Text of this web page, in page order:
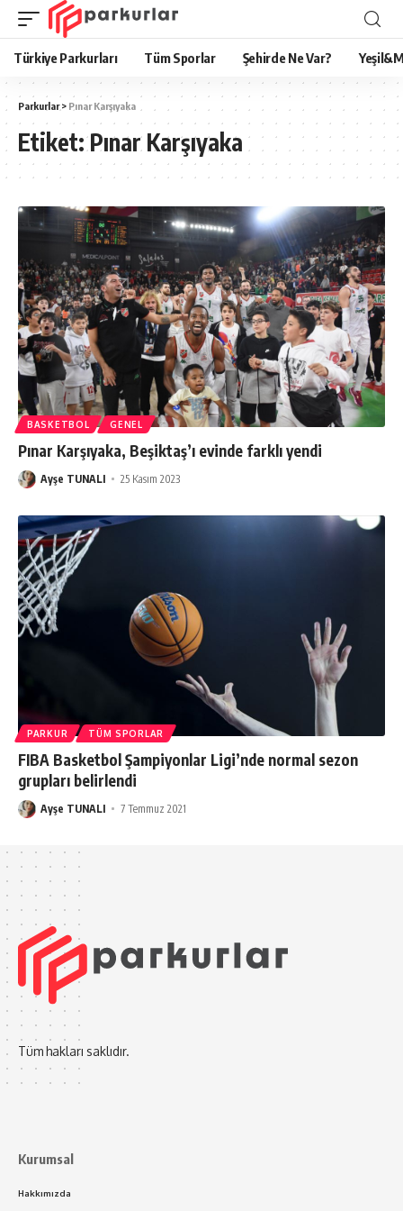
Türkiye Parkurları Tüm Sporlar Şehirde Ne Var?
Parkurlar> Pınar Karşıyaka
Etiket:Pınar Karşıyaka
BASKETBOL GENEL
Pınar Karşıyaka, Beşiktaş’ı evinde farklı yendi
Ayşe TUNALI 25 Kasım 2023
PARKUR TÜM SPORLAR
FIBA Basketbol Şampiyonlar Ligi’nde normal sezon
grupları belirlendi
Ayşe TUNALI 7 Temmuz 2021
Tüm hakları saklıdır.
Kurumsal
Hakkımızda